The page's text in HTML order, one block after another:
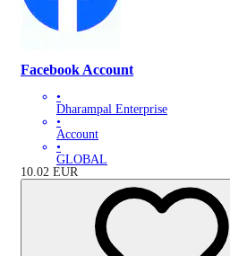
Facebook Account
•
Dharampal Enterprise
•
Account
•
GLOBAL
10.02 EUR